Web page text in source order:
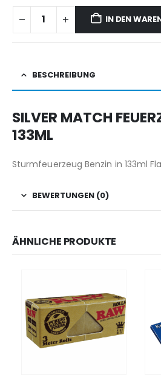
IN DEN
BESCHREIBUNG
SILVER MATCH
133ML
Sturmfeuerzeug Benzin in 133ml
BEWERTUNGEN (0)
ÄHNLICHE PRODUKTE